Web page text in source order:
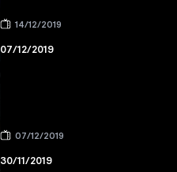
14/12/2019
07/12/2019
07/12/2019
30/11/2019